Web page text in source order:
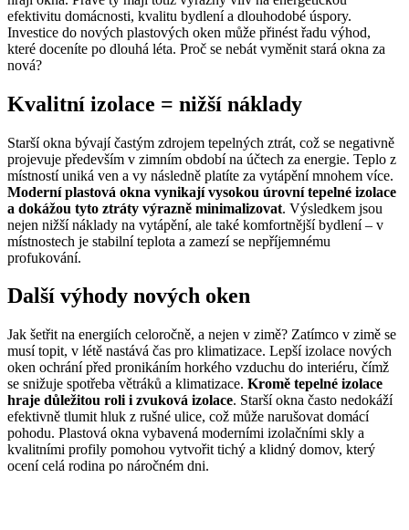
efektivitu domácnosti, kvalitu bydlení a dlouhodobé úspory.
Investice do nových plastových oken může přinést řadu výhod,
které doceníte po dlouhá léta. Proč se nebát vyměnit stará okna za
nová?
Kvalitní izolace = nižší náklady
Starší okna bývají častým zdrojem tepelných ztrát, což se negativně
projevuje především v zimním období na účtech za energie. Teplo z
místností uniká ven a vy následně platíte za vytápění mnohem více.
Moderní plastová okna vynikají vysokou úrovní tepelné izolace
a dokážou tyto ztráty výrazně minimalizovat. Výsledkem jsou
nejen nižší náklady na vytápění, ale také komfortnější bydlení – v
místnostech je stabilní teplota a zamezí se nepříjemnému
profukování.
Další výhody nových oken
Jak šetřit na energiích celoročně, a nejen v zimě? Zatímco v zimě se
musí topit, v létě nastává čas pro klimatizace. Lepší izolace nových
oken ochrání před pronikáním horkého vzduchu do interiéru, čímž
se snižuje spotřeba větráků a klimatizace. Kromě tepelné izolace
hraje důležitou roli i zvuková izolace. Starší okna často nedokáží
efektivně tlumit hluk z rušné ulice, což může narušovat domácí
pohodu. Plastová okna vybavená moderními izolačními skly a
kvalitními profily pomohou vytvořit tichý a klidný domov, který
ocení celá rodina po náročném dni.